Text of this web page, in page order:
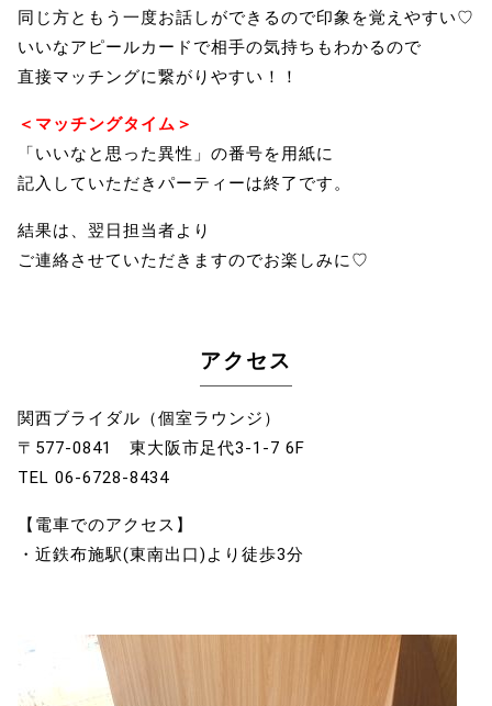
同じ方ともう一度お話しができるので印象を覚えやすい♡
いいなアピールカードで相手の気持ちもわかるので
直接マッチングに繋がりやすい！！
＜マッチングタイム＞
「いいなと思った異性」の番号を用紙に
記入していただきパーティーは終了です。
結果は、翌日担当者より
ご連絡させていただきますのでお楽しみに♡
アクセス
関西ブライダル（個室ラウンジ）
〒577‐0841 東大阪市足代3‐1‐7 6F
TEL 06-6728-8434
【電車でのアクセス】
・近鉄布施駅(東南出口)より徒歩3分